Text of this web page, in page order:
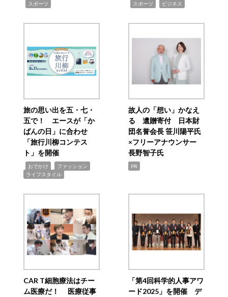
スポーツ スポーツ ビジネス
旅の思い出を五・七・
五で！ エースが「か
ばんの日」に合わせ
「旅行川柳コンテス
ト」を開催
おでかけ ファッション
ライフスタイル
故人の「想い」かなえ
る 遺贈寄付 日本財
団名誉会長 笹川陽平氏
×フリーアナウンサー
長野智子氏
PR
CAR T細胞療法はチー
ム医療だ！ 医療従事
「第4回科学的人事アワ
ード2025」を開催 デ